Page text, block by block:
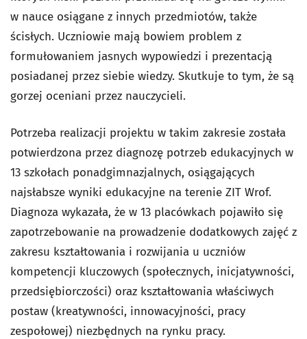
w nauce osiągane z innych przedmiotów, także
ścisłych. Uczniowie mają bowiem problem z
formułowaniem jasnych wypowiedzi i prezentacją
posiadanej przez siebie wiedzy. Skutkuje to tym, że są
gorzej oceniani przez nauczycieli.
Potrzeba realizacji projektu w takim zakresie została
potwierdzona przez diagnozę potrzeb edukacyjnych w
13 szkołach ponadgimnazjalnych, osiągających
najsłabsze wyniki edukacyjne na terenie ZIT Wrof.
Diagnoza wykazała, że w 13 placówkach pojawiło się
zapotrzebowanie na prowadzenie dodatkowych zajęć z
zakresu kształtowania i rozwijania u uczniów
kompetencji kluczowych (społecznych, inicjatywności,
przedsiębiorczości) oraz kształtowania właściwych
postaw (kreatywności, innowacyjności, pracy
zespołowej) niezbędnych na rynku pracy.